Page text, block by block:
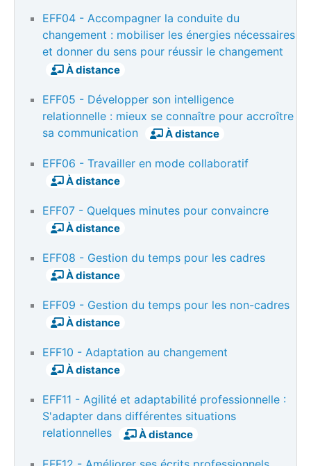
EFF04 - Accompagner la conduite du
changement : mobiliser les énergies nécessaires
et donner du sens pour réussir le changement
À distance
EFF05 - Développer son intelligence
relationnelle : mieux se connaître pour accroître
sa communication
À distance
EFF06 - Travailler en mode collaboratif
À distance
EFF07 - Quelques minutes pour convaincre
À distance
EFF08 - Gestion du temps pour les cadres
À distance
EFF09 - Gestion du temps pour les non-cadres
À distance
EFF10 - Adaptation au changement
À distance
EFF11 - Agilité et adaptabilité professionnelle :
S'adapter dans différentes situations
relationnelles
À distance